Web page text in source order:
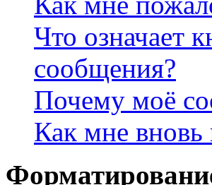
Что означает
сообщения?
Почему моё
Как мне